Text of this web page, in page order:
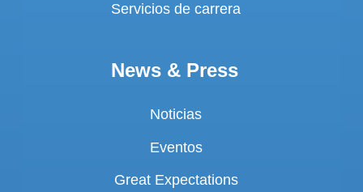
Servicios de carrera
News & Press
Noticias
Eventos
Great Expectations